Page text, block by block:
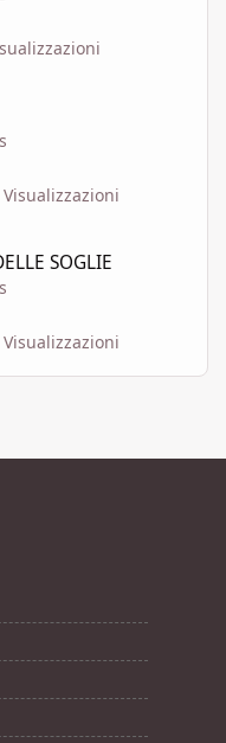
Visualizzazioni
SOGLIE
Visualizzazioni